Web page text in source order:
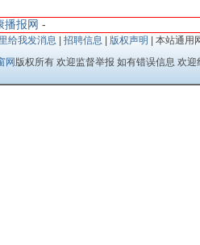
播报网 -
招聘信息 版权声明
| 本站通用
网 版权所有 欢迎监督举报 如有错误信息 欢迎